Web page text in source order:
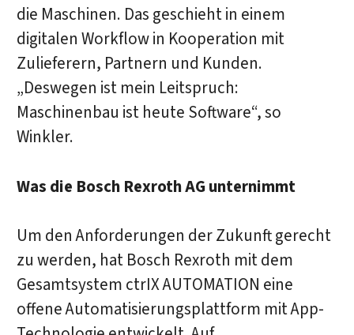
die Maschinen. Das geschieht in einem
digitalen Workflow in Kooperation mit
Zulieferern, Partnern und Kunden.
„Deswegen ist mein Leitspruch:
Maschinenbau ist heute Software“, so
Winkler.
Was die Bosch Rexroth AG unternimmt
Um den Anforderungen der Zukunft gerecht
zu werden, hat Bosch Rexroth mit dem
Gesamtsystem ctrIX AUTOMATION eine
offene Automatisierungsplattform mit App-